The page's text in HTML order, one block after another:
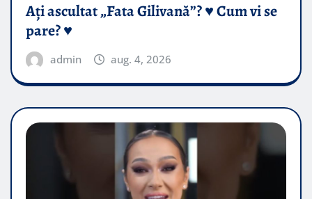
Ați ascultat „Fata Gilivană”? ♥️ Cum vi se
pare? ♥️
admin aug. 4, 2026